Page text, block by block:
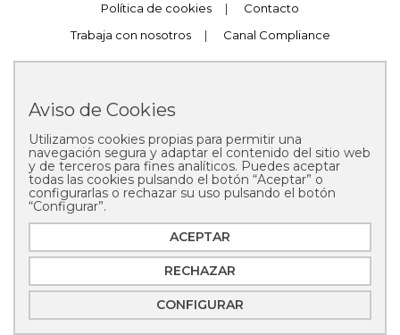
Política de cookies
|
Contacto
Trabaja con nosotros
| Canal Compliance
Copyright © 2025 Pastelería Mallorca
Aviso de Cookies
Utilizamos cookies propias para permitir una
navegación segura y adaptar el contenido del sitio web
y de terceros para fines analíticos. Puedes aceptar
todas las cookies pulsando el botón “Aceptar” o
configurarlas o rechazar su uso pulsando el botón
“Configurar”.
ACEPTAR
RECHAZAR
CONFIGURAR